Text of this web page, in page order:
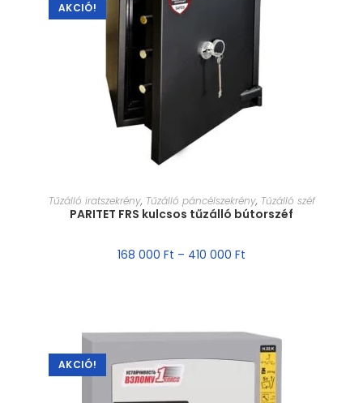
AKCIÓ!
MÉRET VÁLASZTÁSA
Tűzálló iratszekrény, Tűzálló páncélszekrény, Tűzálló széf
PARITET FRS kulcsos tűzálló bútorszéf
168 000 Ft – 410 000 Ft
AKCIÓ!